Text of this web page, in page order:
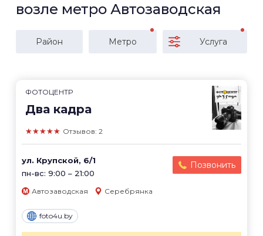
возле метро Автозаводская
Район Метро Услуга
ФОТОЦЕНТР
Два кадра
★★★★★ Отзывов: 2
ул. Крупской, 6/1
пн-вс: 9:00 – 21:00
Позвонить
Автозаводская Серебрянка
foto4u.by